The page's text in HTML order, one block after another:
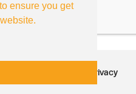
ensure you get
Privacy